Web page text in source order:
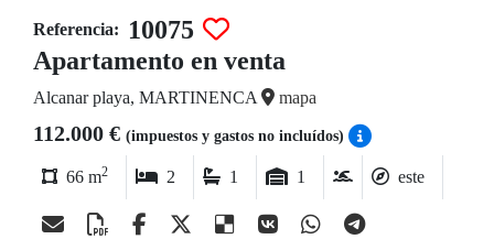
Referencia:
10075
Apartamento en venta
Alcanar playa, MARTINENCA mapa
112.000 € (impuestos y gastos no incluídos)
66 m2 2 1 1 este